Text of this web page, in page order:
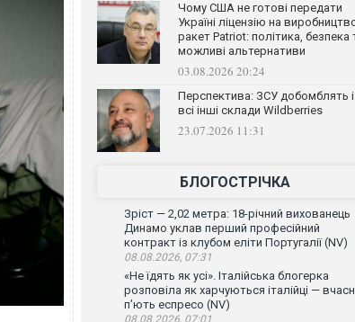
Чому США не готові передати
Україні ліцензію на
ракет Patriot: політика, безпека
можливі альтернативи
03.08.2026 20:24
Перспектива: ЗСУ добомблять і
всі інші склади Wildberries
23.07.2026 11:31
БЛОГОСТРІЧКА
Зріст — 2,02 метра: 18-річний вихованець
Динамо уклав перший професійний
контракт із клубом еліти Португалії (NV)
08.08.2026, 07:31
«Не їдять як усі». Італійська блогерка
розповіла як харчуються італійці —
п’ють еспресо (NV)
08.08.2026, 07:01